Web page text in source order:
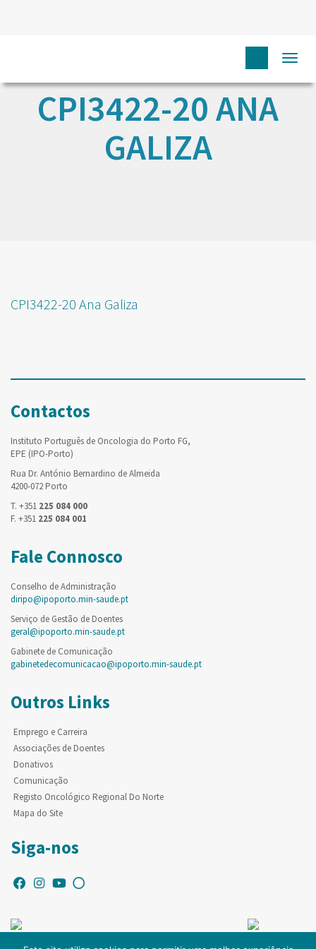
CPI3422-20 ANA
GALIZA
CPI3422-20 Ana Galiza
Contactos
Instituto Português de Oncologia do Porto FG,
EPE (IPO-Porto)
Rua Dr. António Bernardino de Almeida
4200-072 Porto
T. +351 225 084 000
F. +351 225 084 001
Fale Connosco
Conselho de Administração
diripo@ipoporto.min-saude.pt
Serviço de Gestão de Doentes
geral@ipoporto.min-saude.pt
Gabinete de Comunicação
gabinetedecomunicacao@ipoporto.min-saude.pt
Outros Links
Emprego e Carreira
Associações de Doentes
Donativos
Comunicação
Registo Oncológico Regional Do Norte
Mapa do Site
Siga-nos